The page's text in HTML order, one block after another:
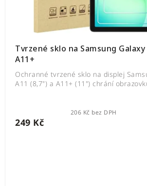
Tvrzené sklo na Samsung Galaxy
A11+
206 Kč bez DPH
249 Kč
Ochranné tvrzené sklo na displej
A11 (8,7") a A11+ (11") chrání